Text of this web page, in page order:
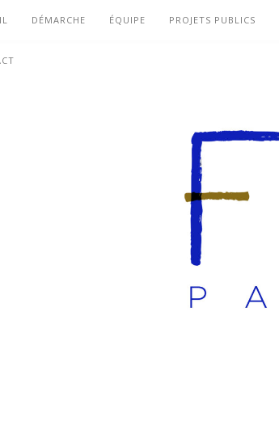
DÉMARCHE ÉQUIPE PROJETS PUBLICS